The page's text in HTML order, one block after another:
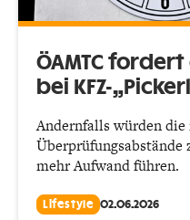
ÖAMTC
bei KFZ-
Andernfalls würden die
mehr Aufwand führen.
Lifestyle 02.06.2026